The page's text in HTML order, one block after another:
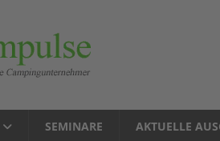
SEMINARE AKTUELLE